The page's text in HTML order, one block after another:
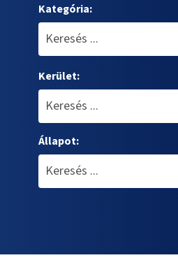
Kategória:
Kerület:
Állapot: